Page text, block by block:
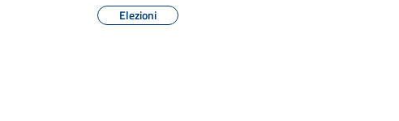
Elezioni